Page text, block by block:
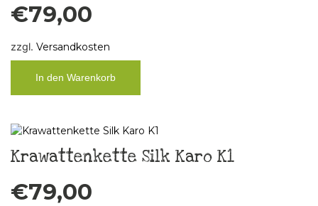
€79,00
zzgl. Versandkosten
In den Warenkorb
Krawattenkette Silk Karo K1
€79,00